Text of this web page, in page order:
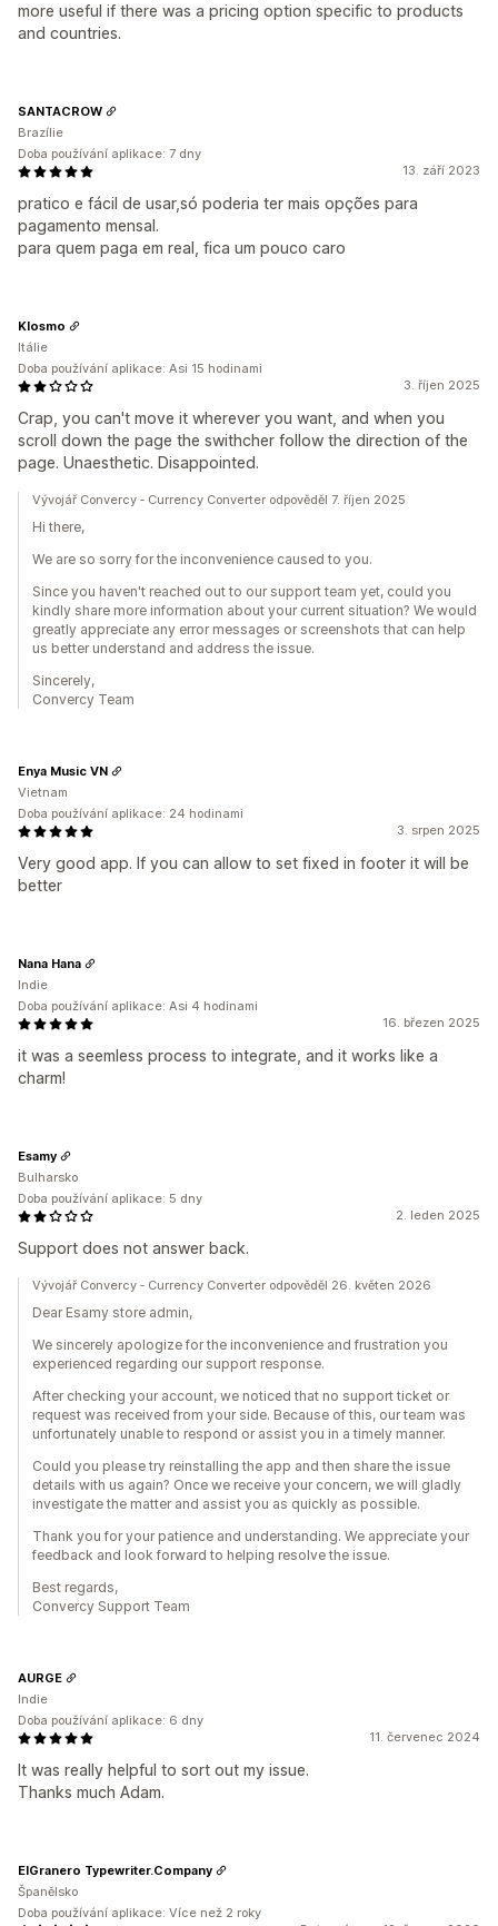
more useful if there was a pricing option specific to products
and countries.
13. září 2023
pratico e fácil de usar,só poderia ter mais opções para
pagamento mensal.
para quem paga em real, fica um pouco caro
SANTACROW
Brazílie
Doba používání aplikace: 7 dny
3. říjen 2025
Crap, you can't move it wherever you want, and when you
scroll down the page the swithcher follow the direction of the
page. Unaesthetic. Disappointed.
Klosmo
Itálie
Doba používání aplikace: Asi 15 hodinami
Vývojář Convercy ‑ Currency Converter odpověděl 7. říjen 2025
Hi there,
We are so sorry for the inconvenience caused to you.
Since you haven't reached out to our support team yet, could you
kindly share more information about your current situation? We would
greatly appreciate any error messages or screenshots that can help
us better understand and address the issue.
Sincerely,
Convercy Team
3. srpen 2025
Very good app. If you can allow to set fixed in footer it will be
better
Enya Music VN
Vietnam
Doba používání aplikace: 24 hodinami
16. březen 2025
it was a seemless process to integrate, and it works like a
charm!
Nana Hana
Indie
Doba používání aplikace: Asi 4 hodinami
2. leden 2025
Support does not answer back.
Esamy
Bulharsko
Doba používání aplikace: 5 dny
Vývojář Convercy ‑ Currency Converter odpověděl 26. květen 2026
Dear Esamy store admin,
We sincerely apologize for the inconvenience and frustration you
experienced regarding our support response.
After checking your account, we noticed that no support ticket or
request was received from your side. Because of this, our team was
unfortunately unable to respond or assist you in a timely manner.
Could you please try reinstalling the app and then share the issue
details with us again? Once we receive your concern, we will gladly
investigate the matter and assist you as quickly as possible.
Thank you for your patience and understanding. We appreciate your
feedback and look forward to helping resolve the issue.
Best regards,
Convercy Support Team
11. červenec 2024
It was really helpful to sort out my issue.
Thanks much Adam.
AURGE
Indie
Doba používání aplikace: 6 dny
ElGranero Typewriter.Company
Španělsko
Doba používání aplikace: Více než 2 roky